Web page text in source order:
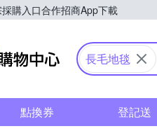
購入口合作招商App下載
Yahoo購物中心
長毛地毯
點換券 登記送